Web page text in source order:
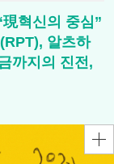
혁신의 중심”
알츠하
까지의 진전,